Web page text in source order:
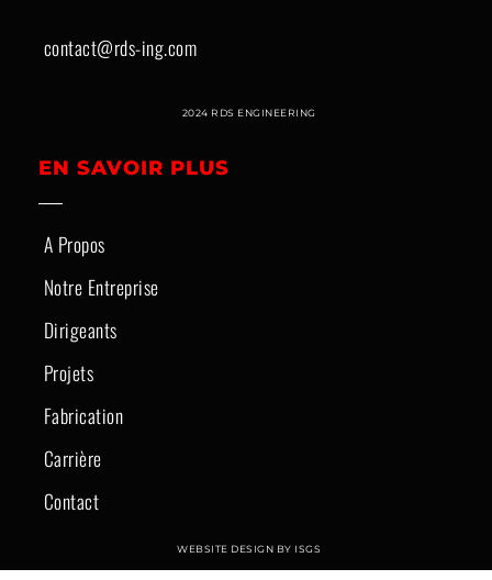
contact@rds-ing.com
2024 RDS ENGINEERING
EN SAVOIR PLUS
A Propos
Notre Entreprise
Dirigeants
Projets
Fabrication
Carrière
Contact
WEBSITE DESIGN BY ISGS